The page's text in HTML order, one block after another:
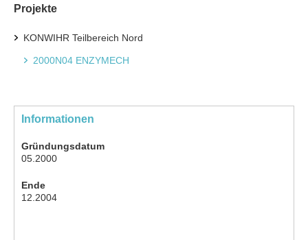
Projekte
KONWIHR Teilbereich Nord
2000N04 ENZYMECH
Informationen
Gründungsdatum
05.2000
Ende
12.2004